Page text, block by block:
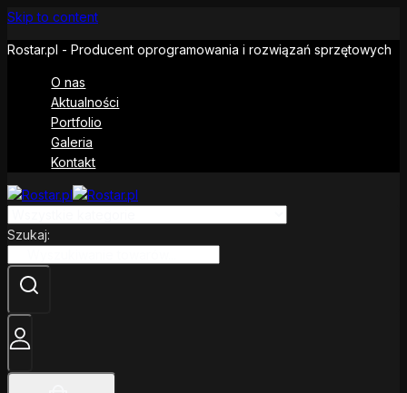
Skip to content
Rostar.pl - Producent oprogramowania i rozwiązań sprzętowych
O nas
Aktualności
Portfolio
Galeria
Kontakt
Szukaj: